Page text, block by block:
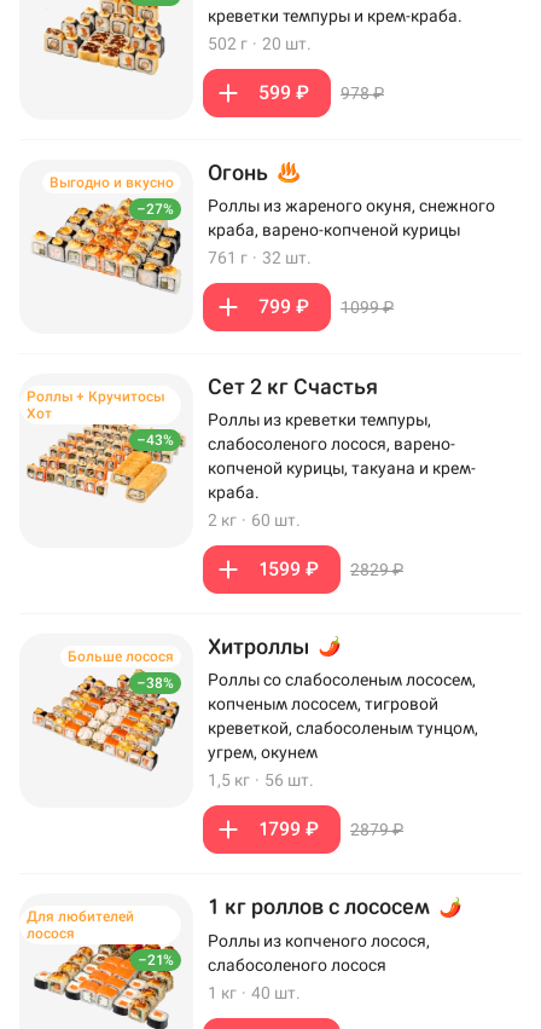
креветки темпуры и крем-краба.
502 г · 20 шт.
599 ₽ 978 ₽
–27%
Выгодно и вкусно Огонь
Роллы из жареного окуня, снежного
краба, варено-копченой курицы
761 г · 32 шт.
799 ₽ 1099 ₽
–43%
Роллы + Кручитосы
Хот
Сет 2 кг Счастья
Роллы из креветки темпуры,
слабосоленого лосося, варено-
копченой курицы, такуана и крем-
краба.
2 кг · 60 шт.
1599 ₽ 2829 ₽
–38%
Больше лосося Хитроллы
Роллы со слабосоленым лососем,
копченым лососем, тигровой
креветкой, слабосоленым тунцом,
угрем, окунем
1,5 кг · 56 шт.
1799 ₽ 2879 ₽
–21%
Для любителей
лосося
1 кг роллов с лососем
Роллы из копченого лосося,
слабосоленого лосося
1 кг · 40 шт.